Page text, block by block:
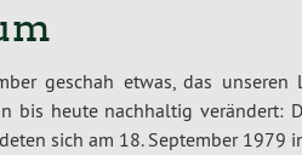
geschah etwas, das unseren
bis heute nach­hal­tig verändert:
sich am 18. September 1979